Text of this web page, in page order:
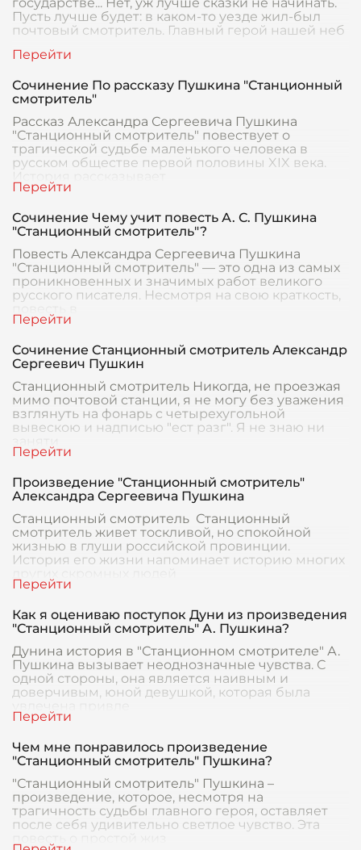
Пусть лучше будет: в каком-то уезде жил-был
почтовый смотритель. Главный герой нашей неб
Сочинение По рассказу Пушкина "Станционный
смотритель"
Рассказ Александра Сергеевича Пушкина
"Станционный смотритель" повествует о
трагической судьбе маленького человека в
русском обществе первой половины XIX века.
История рассказывает
Сочинение Чему учит повесть А. С. Пушкина
"Станционный смотритель"?
Повесть Александра Сергеевича Пушкина
"Станционный смотритель" — это одна из самых
проникновенных и значимых работ великого
русского писателя. Несмотря на свою краткость,
Сочинение Станционный смотритель Александр
Сергеевич Пушкин
Станционный смотритель Никогда, не проезжая
мимо почтовой станции, я не могу без уважения
взглянуть на фонарь с четырехугольной
вывескою и надписью "ест разг". Я не знаю ни
Произведение "Станционный смотритель"
Александра Сергеевича Пушкина
Станционный смотритель Станционный
смотритель живет тоскливой, но спокойной
жизнью в глуши российской провинции.
История его жизни напоминает историю многих
Как я оцениваю поступок Дуни из произведения
"Станционный смотритель" А. Пушкина?
Дунина история в "Станционном смотрителе" А.
Пушкина вызывает неоднозначные чувства. С
одной стороны, она является наивным и
доверчивым, юной девушкой, которая была
Чем мне понравилось произведение
"Станционный смотритель" Пушкина?
"Станционный смотритель" Пушкина –
произведение, которое, несмотря на
трагичность судьбы главного героя, оставляет
после себя удивительно светлое чувство. Эта